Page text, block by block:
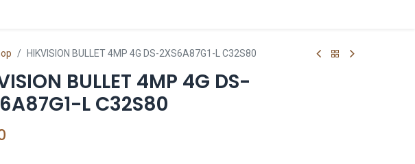
HIKVISION BULLET 4MP 4G DS-2XS6A87G1-L C32S80
BULLET 4MP 4G DS-
L C32S80